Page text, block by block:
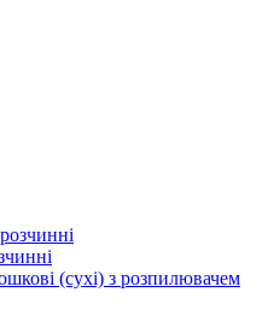
(сухі) з розпилювачем